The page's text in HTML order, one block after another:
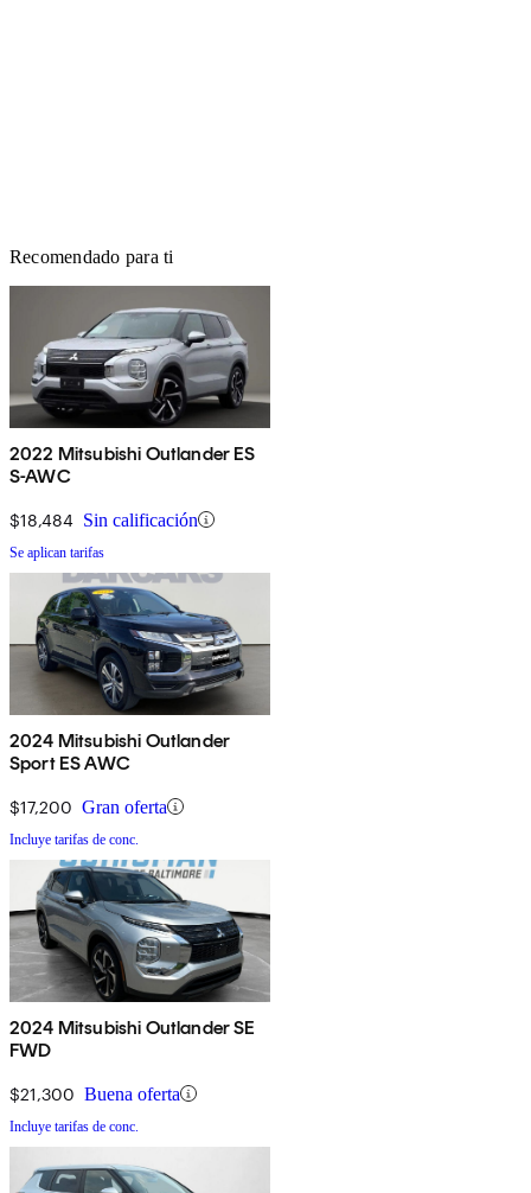
Recomendado para ti
2022 Mitsubishi Outlander ES
S-AWC
$18,484 Sin calificación
Se aplican tarifas
2024 Mitsubishi Outlander
Sport ES AWC
$17,200 Gran oferta
Incluye tarifas de conc.
2024 Mitsubishi Outlander SE
FWD
$21,300 Buena oferta
Incluye tarifas de conc.